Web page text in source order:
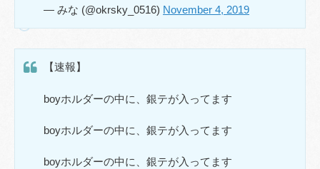
— みな (@okrsky_0516) November 4, 2019
【速報】
boyホルダーの中に、銀テが入ってます
boyホルダーの中に、銀テが入ってます
boyホルダーの中に、銀テが入ってます